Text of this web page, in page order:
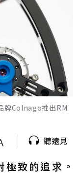
牌Colnago推出RM
聽遠見
致的追求。